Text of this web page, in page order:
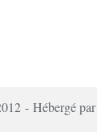
- Hébergé par